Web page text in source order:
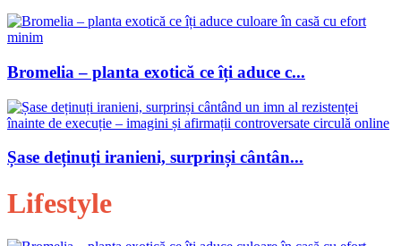
Bromelia – planta exotică ce îți aduce c...
Șase deținuți iranieni, surprinși cântân...
Lifestyle